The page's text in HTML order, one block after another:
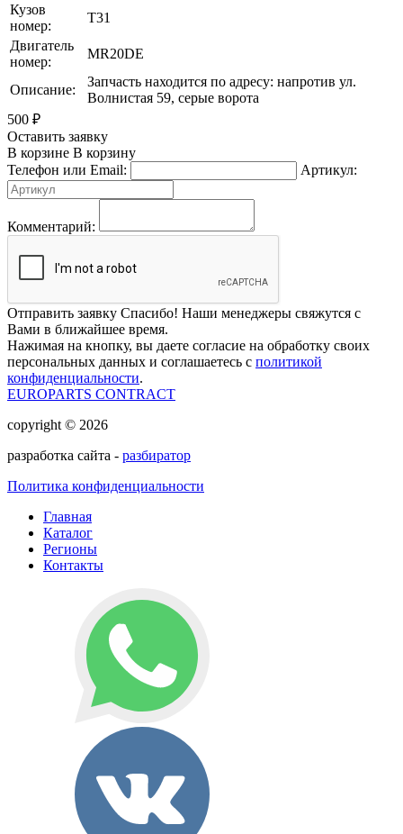
Кузов
номер:
T31
Двигатель
номер:
MR20DE
Описание:
Запчасть находится по адресу: напротив ул.
Волнистая 59, серые ворота
500 ₽
Оставить заявку
В корзине В корзину
Телефон или Email:
Артикул:
Комментарий:
Отправить заявку Спасибо! Наши менеджеры свяжутся с
Вами в ближайшее время.
Нажимая на кнопку, вы даете согласие на обработку своих
персональных данных и соглашаетесь с политикой
конфиденциальности.
EUROPARTS CONTRACT
copyright © 2026
разработка сайта - разбиратор
Политика конфиденциальности
Главная
Каталог
Регионы
Контакты